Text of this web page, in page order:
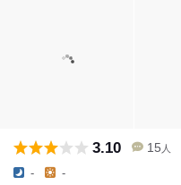
3.10 15 人
- -